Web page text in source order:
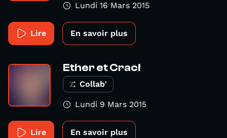
Lundi 16 Mars 2015
Lire En savoir plus
Ether et Crac!
Collab'
Lundi 9 Mars 2015
Lire En savoir plus